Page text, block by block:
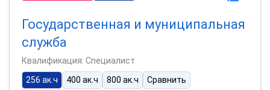
Государственная и муниципальная
служба
Квалификация: Специалист
256 ак.ч
400 ак.ч 800 ак.ч Сравнить